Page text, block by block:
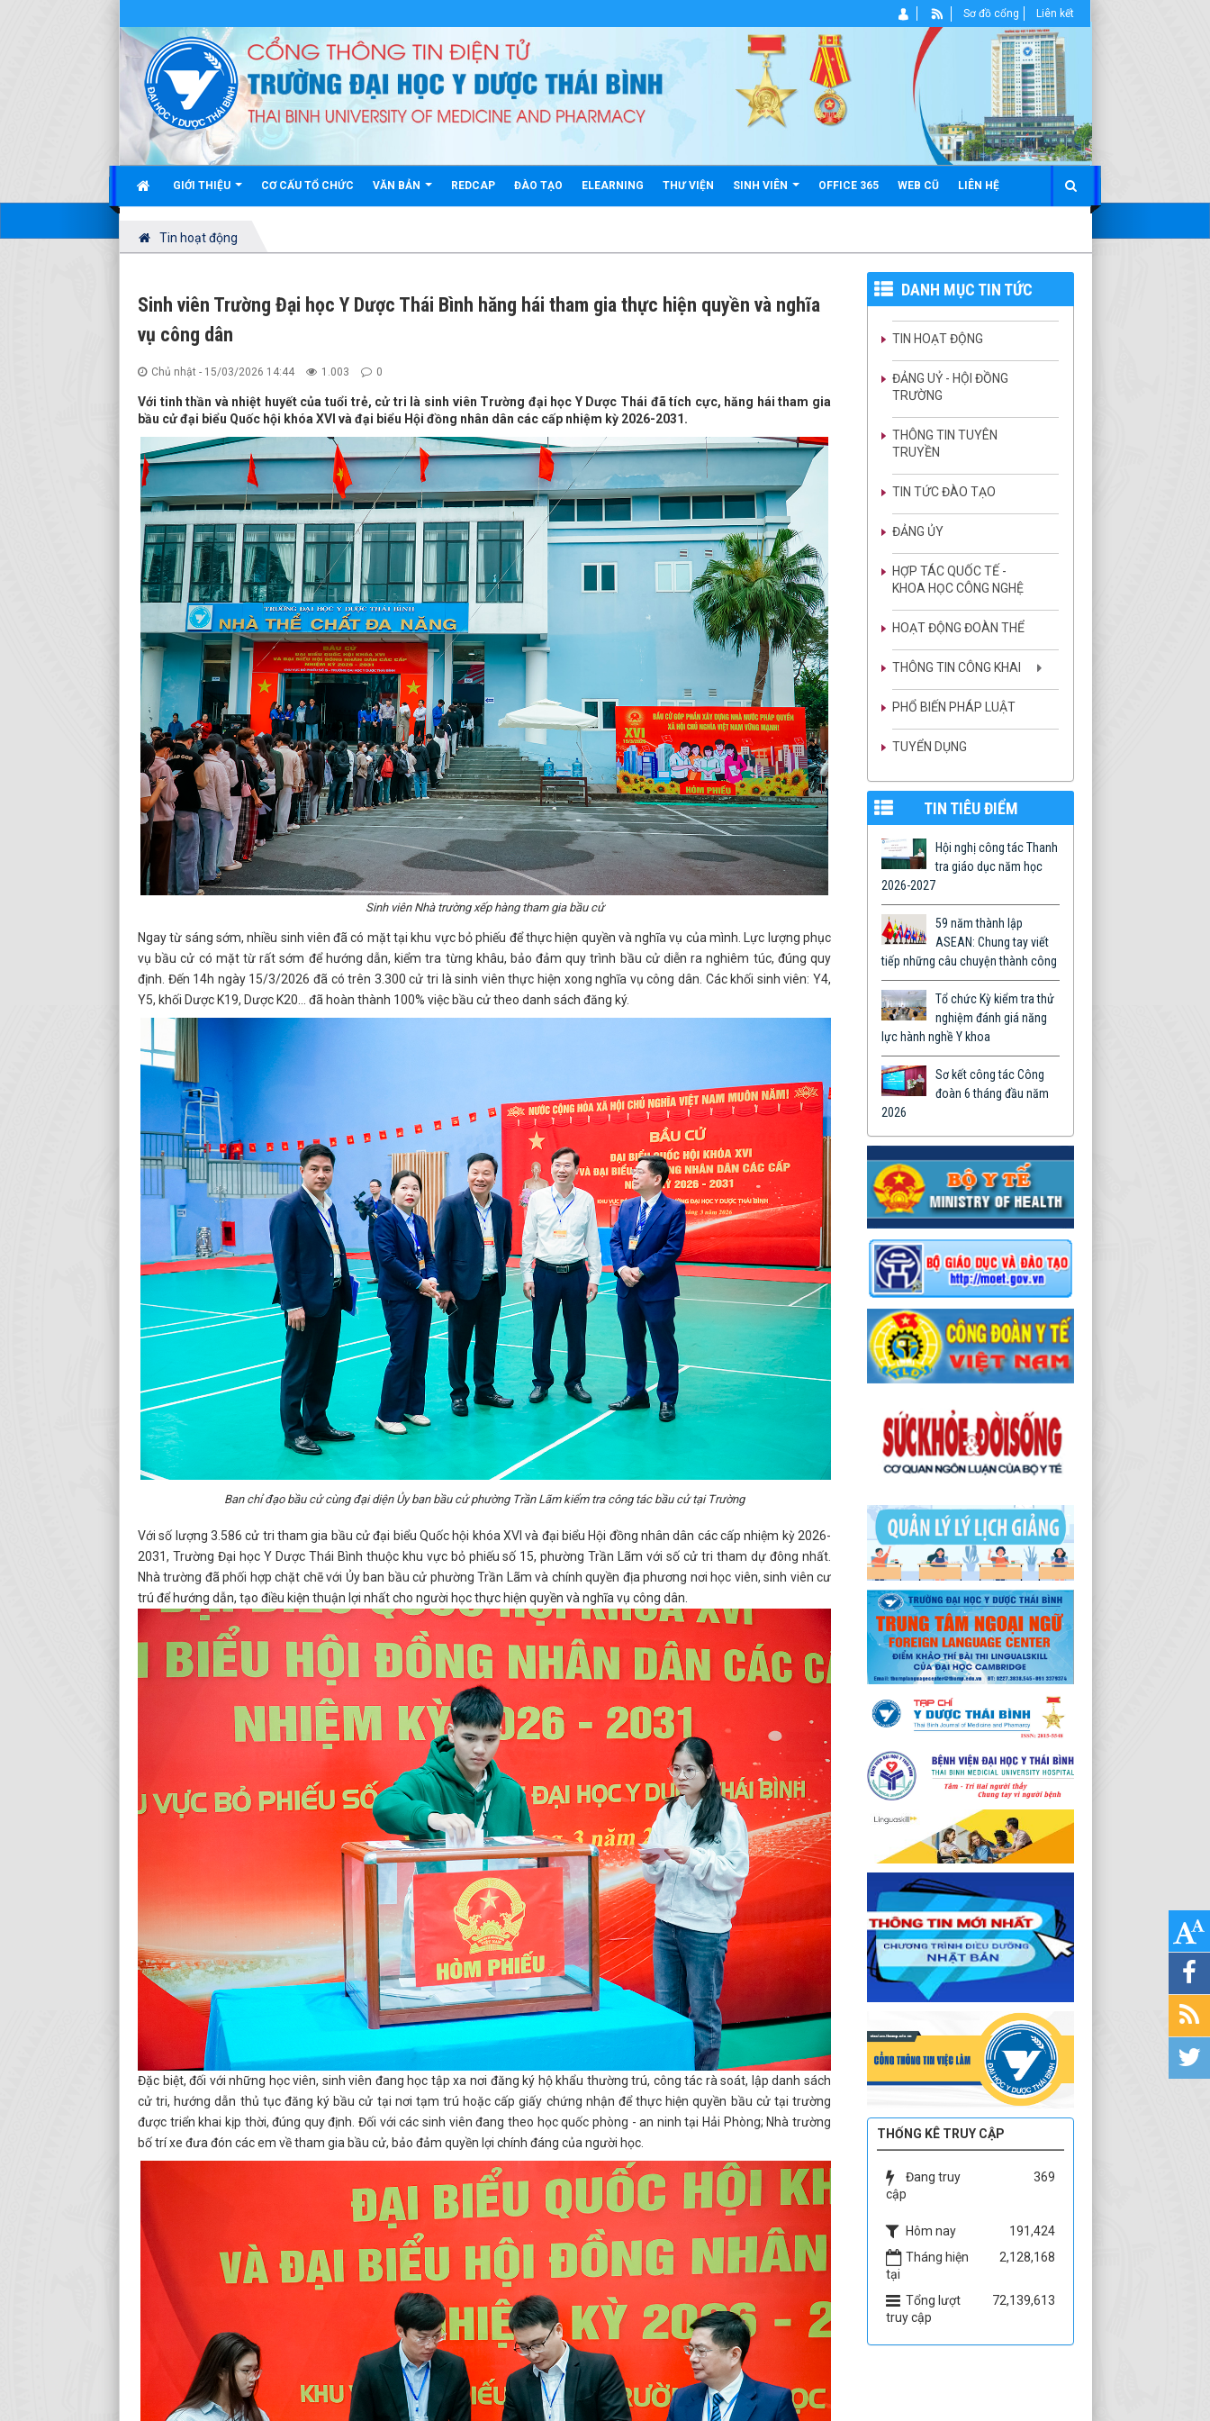
GIỚI THIỆU CƠ CẤU TỔ CHỨC VĂN BẢN REDCAP ĐÀO TẠO ELEARNING THƯ VIỆN SINH VIÊN OFFICE 365 WEB CŨ LIÊN HỆ
Sơ đồ cổng Liên kết
Tin hoạt động
Sinh viên Trường Đại học Y Dược Thái Bình hăng hái tham gia thực hiện quyền và nghĩa
vụ công dân
Chủ nhật - 15/03/2026 14:44 1.003 0
Với tinh thần và nhiệt huyết của tuổi trẻ, cử tri là sinh viên Trường đại học Y Dược Thái đã tích cực, hăng hái tham gia
bầu cử đại biểu Quốc hội khóa XVI và đại biểu Hội đồng nhân dân các cấp nhiệm kỳ 2026-2031.
Sinh viên Nhà trường xếp hàng tham gia bầu cử
Ngay từ sáng sớm, nhiều sinh viên đã có mặt tại khu vực bỏ phiếu để thực hiện quyền và nghĩa vụ của mình. Lực lượng phục
vụ bầu cử có mặt từ rất sớm để hướng dẫn, kiểm tra từng khâu, bảo đảm quy trình bầu cử diễn ra nghiêm túc, đúng quy
định. Đến 14h ngày 15/3/2026 đã có trên 3.300 cử tri là sinh viên thực hiện xong nghĩa vụ công dân. Các khối sinh viên: Y4,
Y5, khối Dược K19, Dược K20… đã hoàn thành 100% việc bầu cử theo danh sách đăng ký.
Ban chỉ đạo bầu cử cùng đại diện Ủy ban bầu cử phường Trần Lãm kiểm tra công tác bầu cử tại Trường
Với số lượng 3.586 cử tri tham gia bầu cử đại biểu Quốc hội khóa XVI và đại biểu Hội đồng nhân dân các cấp nhiệm kỳ 2026-
2031, Trường Đại học Y Dược Thái Bình thuộc khu vực bỏ phiếu số 15, phường Trần Lãm với số cử tri tham dự đông nhất.
Nhà trường đã phối hợp chặt chẽ với Ủy ban bầu cử phường Trần Lãm và chính quyền địa phương nơi học viên, sinh viên cư
trú để hướng dẫn, tạo điều kiện thuận lợi nhất cho người học thực hiện quyền và nghĩa vụ công dân.
Đặc biệt, đối với những học viên, sinh viên đang học tập xa nơi đăng ký hộ khẩu thường trú, công tác rà soát, lập danh sách
cử tri, hướng dẫn thủ tục đăng ký bầu cử tại nơi tạm trú hoặc cấp giấy chứng nhận để thực hiện quyền bầu cử tại trường
được triển khai kịp thời, đúng quy định. Đối với các sinh viên đang theo học quốc phòng - an ninh tại Hải Phòng; Nhà trường
bố trí xe đưa đón các em về tham gia bầu cử, bảo đảm quyền lợi chính đáng của người học.
DANH MỤC TIN TỨC
TIN HOẠT ĐỘNG
ĐẢNG UỶ - HỘI ĐỒNG
TRƯỜNG
THÔNG TIN TUYÊN
TRUYỀN
TIN TỨC ĐÀO TẠO
ĐẢNG ỦY
HỢP TÁC QUỐC TẾ -
KHOA HỌC CÔNG NGHỆ
HOẠT ĐỘNG ĐOÀN THỂ
THÔNG TIN CÔNG KHAI
PHỔ BIẾN PHÁP LUẬT
TUYỂN DỤNG
TIN TIÊU ĐIỂM
Hội nghị công tác Thanh
tra giáo dục năm học
2026-2027
59 năm thành lập
ASEAN: Chung tay viết
tiếp những câu chuyện thành công
Tổ chức Kỳ kiểm tra thử
nghiệm đánh giá năng
lực hành nghề Y khoa
Sơ kết công tác Công
đoàn 6 tháng đầu năm
2026
THỐNG KÊ TRUY CẬP
Đang truy
cập
369
Hôm nay
191,424
Tháng hiện
tại
2,128,168
Tổng lượt
truy cập
72,139,613